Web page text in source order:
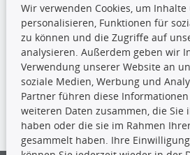
TecDoc Inside
Die hier angezeigten Daten insbesondere die
nicht kopiert werden.
Es ist zu unterlassen, die Daten oder die
Wir verwenden Cookies, um
personalisieren, Funktionen für
zu können und die Zugriffe auf
analysieren. Außerdem geben wir
Verwendung unserer Website an
soziale Medien, Werbung und
Partner führen diese
weiteren Daten zusammen, die
haben oder die sie im Rahmen
gesammelt haben. Ihre